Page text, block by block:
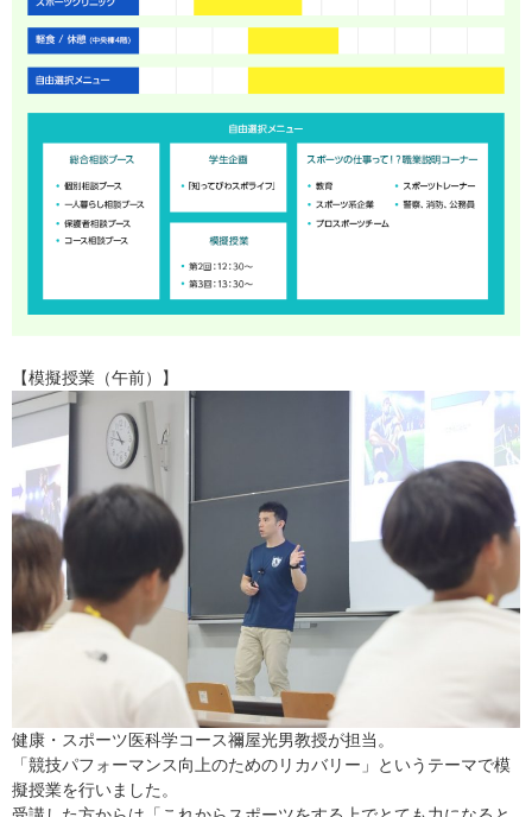
【模擬授業（午前）】
健康・スポーツ医科学コース禰屋光男教授が担当。
「競技パフォーマンス向上のためのリカバリー」というテーマで模
擬授業を行いました。